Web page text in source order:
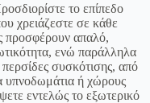
το επίπεδο
χρειάζεστε σε κάθε
προσφέρουν απαλό,
ενώ παράλληλα
συσκότισης, από
υπνοδωμάτια ή χώρους
εντελώς το εξωτερικό